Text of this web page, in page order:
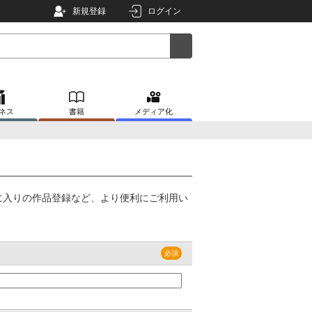
新規登録 ログイン
ス 書籍 メディア化
りの作品登録など、より便利にご利用い